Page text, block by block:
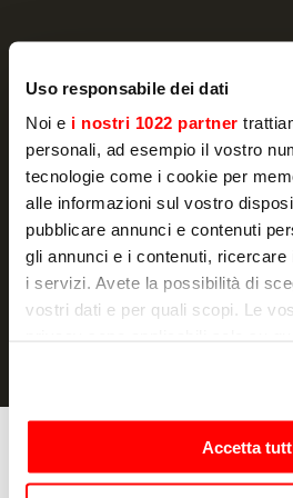
Uso responsabile dei dati
Noi e i nostri 1022 partner
personali, ad esempio il vostro
tecnologie come i cookie per
alle informazioni sul vostro
pubblicare annunci e contenuti
gli annunci e i contenuti, ricercare
i servizi. Avete la possibilità di
vostri dati e per quali scopi. Le
modificare o revocare il proprio
momento dalla Dichiarazione sui
sull'icona di attivazione della
Accetta
NEWSLETTER
Actualité et promotions,
votre boîte e-mail
Je déclare avoir lu la notice
traitement de mes données à
marketing.
Fours